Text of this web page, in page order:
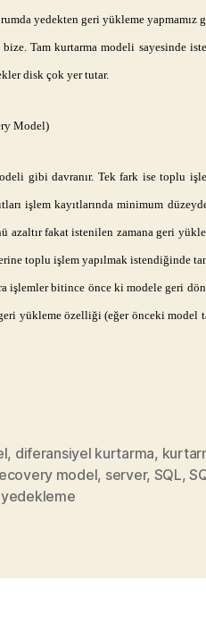
yedekten geri yükleme yapmamız
Tam kurtarma modeli sayesinde
disk çok yer tutar.
Model)
gibi davranır. Tek fark ise toplu
işlem kayıtlarında minimum
fakat istenilen zamana geri
toplu işlem yapılmak istendiğinde
işlemler bitince önce ki modele geri
yükleme özelliği (eğer önceki model
, diferansiyel kurtarma,
model, server, SQL,
yedekleme